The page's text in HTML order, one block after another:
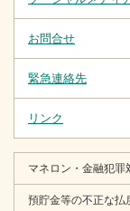
2025年4月30日
緊急連絡先「
2025年4月30日
システム更改に
2025年4月23日
令和5年金融商
の一部改正につ
お問合せ
緊急連絡先
リンク
マネロン・金融犯罪
預貯金等の不正な払